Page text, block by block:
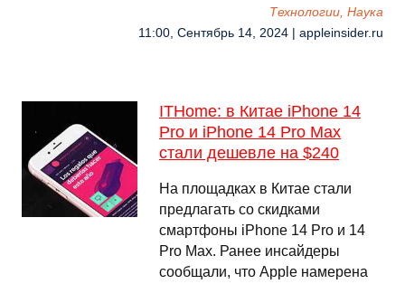
Технологии, Наука
11:00, Сентябрь 14, 2024 | appleinsider.ru
ITHome: в Китае iPhone 14
Pro и iPhone 14 Pro Max
стали дешевле на $240
На площадках в Китае стали
предлагать со скидками
смартфоны iPhone 14 Pro и 14
Pro Max. Ранее инсайдеры
сообщали, что Аpple намерена